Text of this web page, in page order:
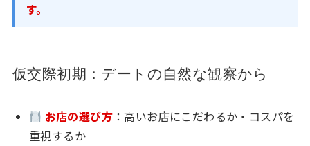
す。
仮交際初期：デートの自然な観察から
お店の選び方：高いお店にこだわるか・コスパを
重視するか